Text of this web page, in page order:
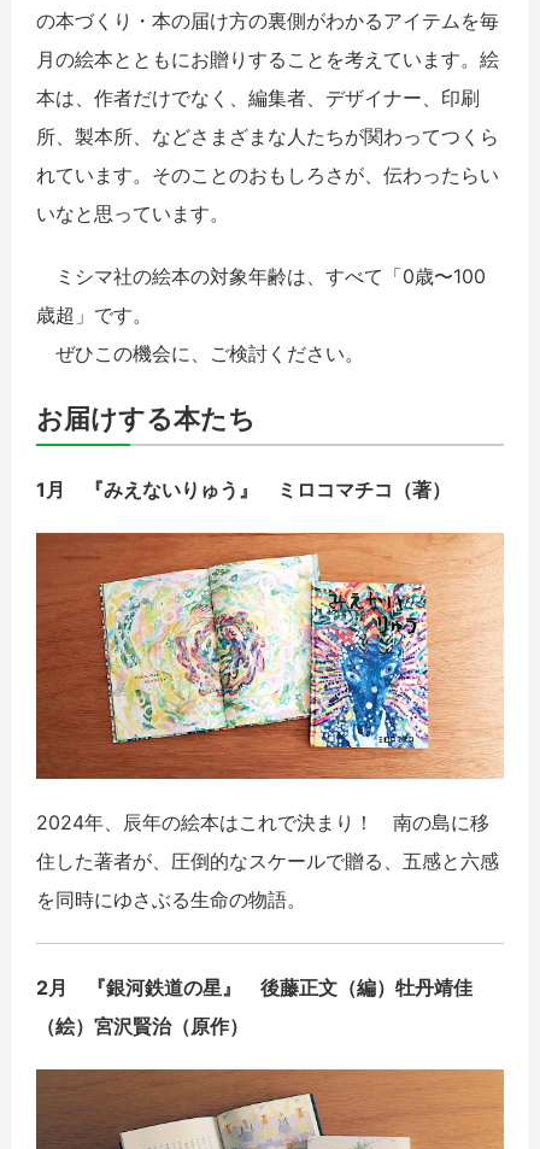
の本づくり・本の届け方の裏側がわかるアイテムを毎
月の絵本とともにお贈りすることを考えています。絵
本は、作者だけでなく、編集者、デザイナー、印刷
所、製本所、などさまざまな人たちが関わってつくら
れています。そのことのおもしろさが、伝わったらい
いなと思っています。
ミシマ社の絵本の対象年齢は、すべて「0歳〜100
歳超」です。
ぜひこの機会に、ご検討ください。
お届けする本たち
1月 『みえないりゅう』 ミロコマチコ（著）
2024年、辰年の絵本はこれで決まり！ 南の島に移
住した著者が、圧倒的なスケールで贈る、五感と六感
を同時にゆさぶる生命の物語。
2月 『銀河鉄道の星』 後藤正文（編）牡丹靖佳
（絵）宮沢賢治（原作）